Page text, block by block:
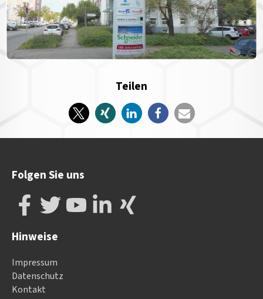
Teilen
Folgen Sie uns
Hinweise
Impressum
Datenschutz
Kontakt